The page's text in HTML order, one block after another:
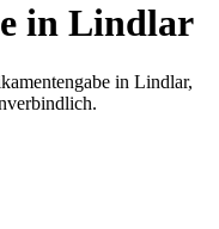
in Lindlar
in Lindlar,